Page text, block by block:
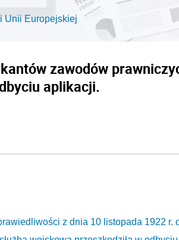
Unii Europejskiej
zawodów
aplikacji.
z dnia 10 listopada 1922 r.